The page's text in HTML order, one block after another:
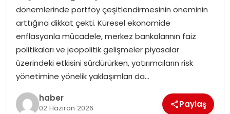
DÜNYA
OTOMOBIL
dönemlerinde portföy çeşitlendirmesinin öneminin
arttığına dikkat çekti. Küresel ekonomide
enflasyonla mücadele, merkez bankalarının faiz
politikaları ve jeopolitik gelişmeler piyasalar
üzerindeki etkisini sürdürürken, yatırımcıların risk
yönetimine yönelik yaklaşımları da…
haber
02 Haziran 2026 Paylaş